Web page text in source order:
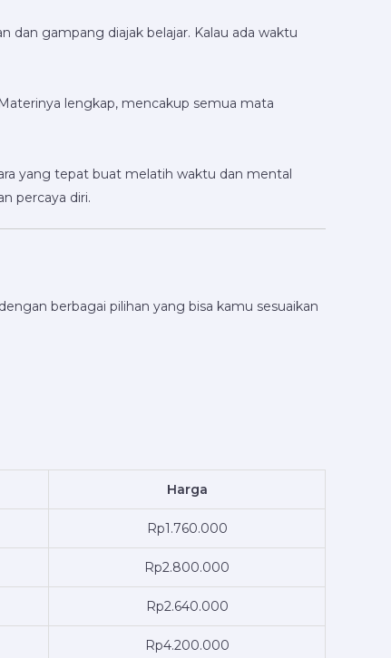
gampang diajak belajar. Kalau ada waktu
lengkap, mencakup semua mata
yang tepat buat melatih waktu dan mental
percaya diri.
berbagai pilihan yang bisa kamu sesuaikan
Harga
Rp1.760.000
Rp2.800.000
Rp2.640.000
Rp4.200.000